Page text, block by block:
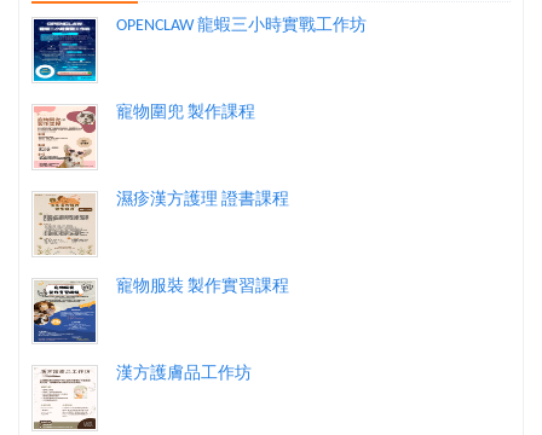
OPENCLAW 龍蝦三小時實戰工作坊
寵物圍兜 製作課程
濕疹漢方護理 證書課程
寵物服裝 製作實習課程
漢方護膚品工作坊